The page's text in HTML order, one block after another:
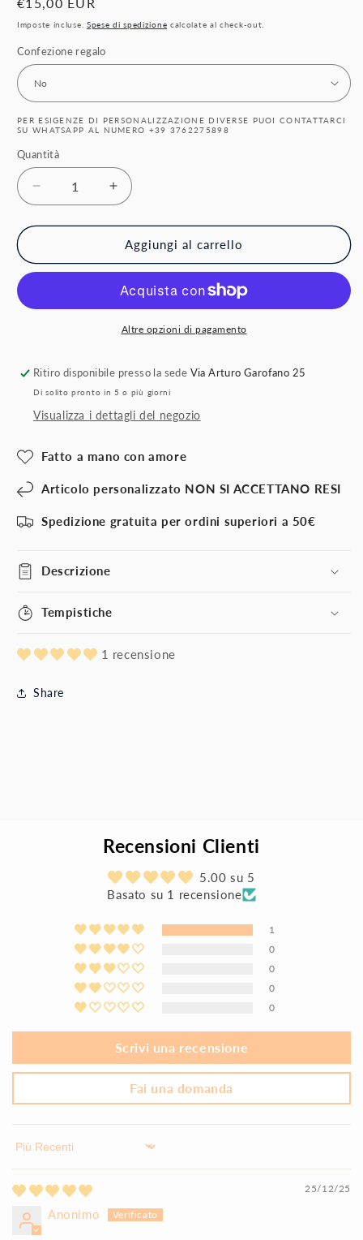
di
Imposte incluse. Spese di spedizione calcolate al check-out.
Confezione regalo
PER ESIGENZE DI PERSONALIZZAZIONE DIVERSE PUOI CONTATTARCI
SU WHATSAPP AL NUMERO +39 3762275898
Quantità
Quantità
Diminuisci
quantità
per
di
personalizzata
Aumenta
quantità
per
Palla
di
personalizzata
Aggiungi al carrello
Altre opzioni di pagamento
Ritiro disponibile presso la sede Via Arturo Garofano 25
Di solito pronto in 5 o più giorni
Visualizza i dettagli del negozio
Fatto a mano con amore
Articolo personalizzato NON SI ACCETTANO RESI
Spedizione gratuita per ordini superiori a 50€
Descrizione
Tempistiche
1 recensione
Share
Recensioni Clienti
5.00 su 5
Basato su 1 recensione
1
0
0
0
0
Scrivi una recensione
Fai una domanda
Sort by
25/12/25
Anonimo